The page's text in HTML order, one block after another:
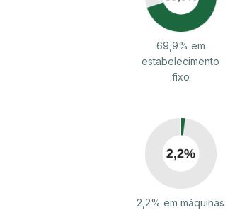
69,9% em
estabelecimento
fixo
2,2% em máquinas